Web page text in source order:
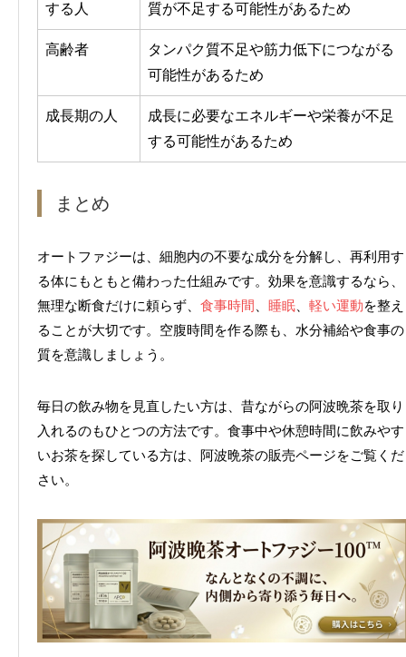
する人
質が不足する可能性があるため
高齢者
タンパク質不足や筋力低下につながる
可能性があるため
成長期の人
成長に必要なエネルギーや栄養が不足
する可能性があるため
まとめ
オートファジーは、細胞内の不要な成分を分解し、再利用す
る体にもともと備わった仕組みです。効果を意識するなら、
無理な断食だけに頼らず、 食事時間 睡眠 軽い運動を整え
ることが大切です。空腹時間を作る際も、水分補給や食事の
質を意識しましょう。
毎日の飲み物を見直したい方は、昔ながらの阿波晩茶を取り
入れるのもひとつの方法です。食事中や休憩時間に飲みやす
いお茶を探している方は、 阿波晩茶の販売ページをご覧くだ
さい。